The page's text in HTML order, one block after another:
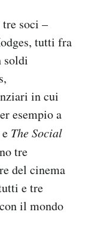
soci –
tutti fra
soldi
in cui
esempio a
e The Social
tre
del cinema
e tre
il mondo